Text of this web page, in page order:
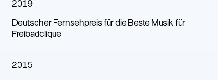
2019
Deutscher Fernsehpreis für die Beste Musik für
Freibadclique
2015